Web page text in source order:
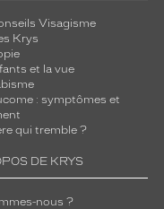
Visagisme
Krys
et la vue
: symptômes et
qui tremble ?
DE KRYS
nous ?